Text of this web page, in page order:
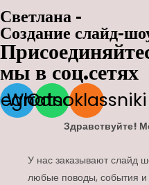
Светлана -
Создание слайд-
мы в соц.сетях
Whatsapp
Odnoklassniki
Здравствуйте!
У нас заказывают слайд
любые поводы, события